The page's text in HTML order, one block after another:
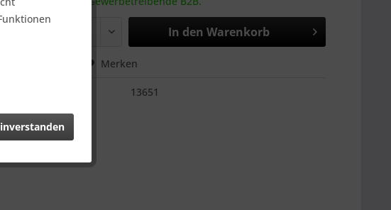
In den Warenkorb
Merken
13651